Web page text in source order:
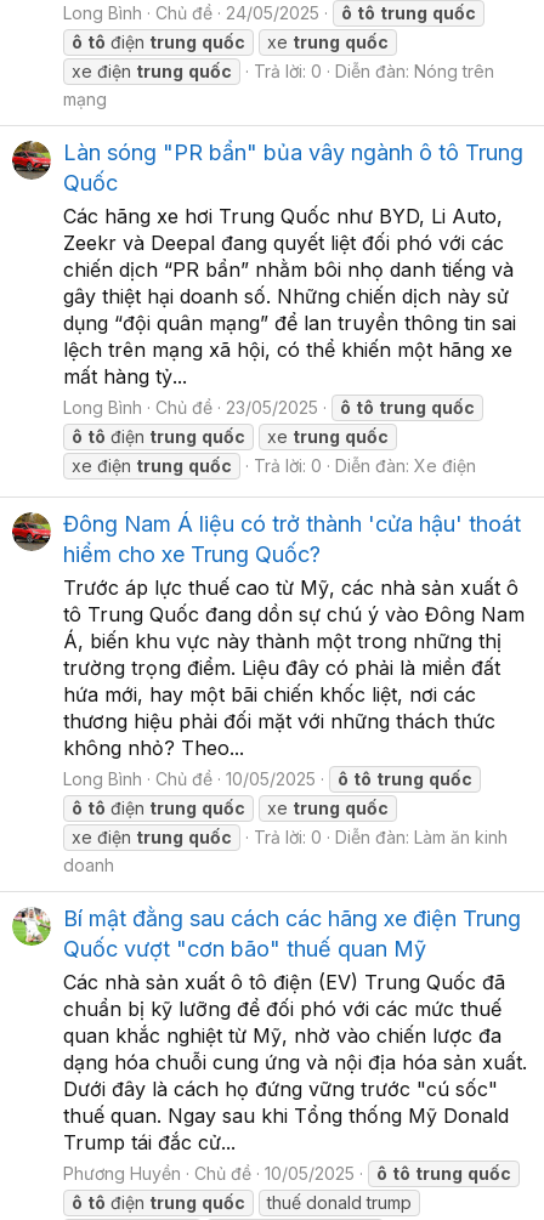
Long Bình Chủ đề 24/05/2025 ô tô trung quốc
ô tô điện trung quốc xe trung quốc
xe điện trung quốc Trả lời: 0 Diễn đàn: Nóng trên
mạng
Làn sóng "PR bẩn" bủa vây ngành ô tô Trung
Quốc
Các hãng xe hơi Trung Quốc như BYD, Li Auto,
Zeekr và Deepal đang quyết liệt đối phó với các
chiến dịch “PR bẩn” nhằm bôi nhọ danh tiếng và
gây thiệt hại doanh số. Những chiến dịch này sử
dụng “đội quân mạng” để lan truyền thông tin sai
lệch trên mạng xã hội, có thể khiến một hãng xe
mất hàng tỷ...
Long Bình Chủ đề 23/05/2025 ô tô trung quốc
ô tô điện trung quốc xe trung quốc
xe điện trung quốc Trả lời: 0 Diễn đàn: Xe điện
Đông Nam Á liệu có trở thành 'cửa hậu' thoát
hiểm cho xe Trung Quốc?
Trước áp lực thuế cao từ Mỹ, các nhà sản xuất ô
tô Trung Quốc đang dồn sự chú ý vào Đông Nam
Á, biến khu vực này thành một trong những thị
trường trọng điểm. Liệu đây có phải là miền đất
hứa mới, hay một bãi chiến khốc liệt, nơi các
thương hiệu phải đối mặt với những thách thức
không nhỏ? Theo...
Long Bình Chủ đề 10/05/2025 ô tô trung quốc
ô tô điện trung quốc xe trung quốc
xe điện trung quốc Trả lời: 0 Diễn đàn: Làm ăn kinh
doanh
Bí mật đằng sau cách các hãng xe điện Trung
Quốc vượt "cơn bão" thuế quan Mỹ
Các nhà sản xuất ô tô điện (EV) Trung Quốc đã
chuẩn bị kỹ lưỡng để đối phó với các mức thuế
quan khắc nghiệt từ Mỹ, nhờ vào chiến lược đa
dạng hóa chuỗi cung ứng và nội địa hóa sản xuất.
Dưới đây là cách họ đứng vững trước "cú sốc"
thuế quan. Ngay sau khi Tổng thống Mỹ Donald
Trump tái đắc cử...
Phương Huyền Chủ đề 10/05/2025 ô tô trung quốc
ô tô điện trung quốc
thuế donald trump